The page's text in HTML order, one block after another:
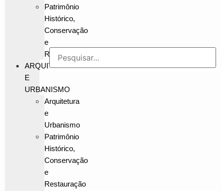
Patrimônio
Histórico,
Conservação
e
Restauração
ARQUITETURA
E
URBANISMO
Arquitetura
e
Urbanismo
Patrimônio
Histórico,
Conservação
e
Restauração